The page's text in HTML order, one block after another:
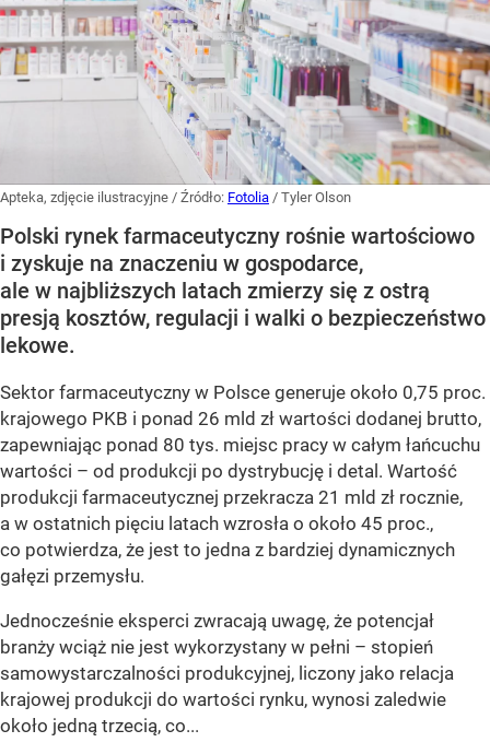
Apteka, zdjęcie ilustracyjne / Źródło: Fotolia / Tyler Olson
Polski rynek farmaceutyczny rośnie wartościowo
i zyskuje na znaczeniu w gospodarce,
ale w najbliższych latach zmierzy się z ostrą
presją kosztów, regulacji i walki o bezpieczeństwo
lekowe.
Sektor farmaceutyczny w Polsce generuje około 0,75 proc.
krajowego PKB i ponad 26 mld zł wartości dodanej brutto,
zapewniając ponad 80 tys. miejsc pracy w całym łańcuchu
wartości – od produkcji po dystrybucję i detal. Wartość
produkcji farmaceutycznej przekracza 21 mld zł rocznie,
a w ostatnich pięciu latach wzrosła o około 45 proc.,
co potwierdza, że jest to jedna z bardziej dynamicznych
gałęzi przemysłu.
Jednocześnie eksperci zwracają uwagę, że potencjał
branży wciąż nie jest wykorzystany w pełni – stopień
samowystarczalności produkcyjnej, liczony jako relacja
krajowej produkcji do wartości rynku, wynosi zaledwie
około jedną trzecią, co...